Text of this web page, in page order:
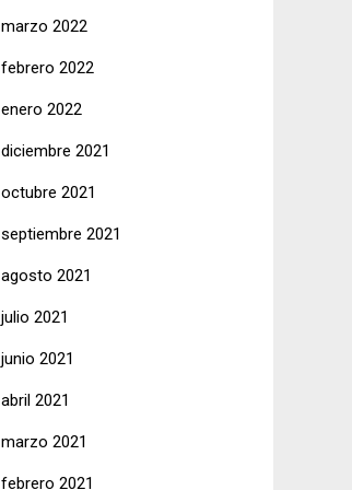
marzo 2022
febrero 2022
enero 2022
diciembre 2021
octubre 2021
septiembre 2021
agosto 2021
julio 2021
junio 2021
abril 2021
marzo 2021
febrero 2021